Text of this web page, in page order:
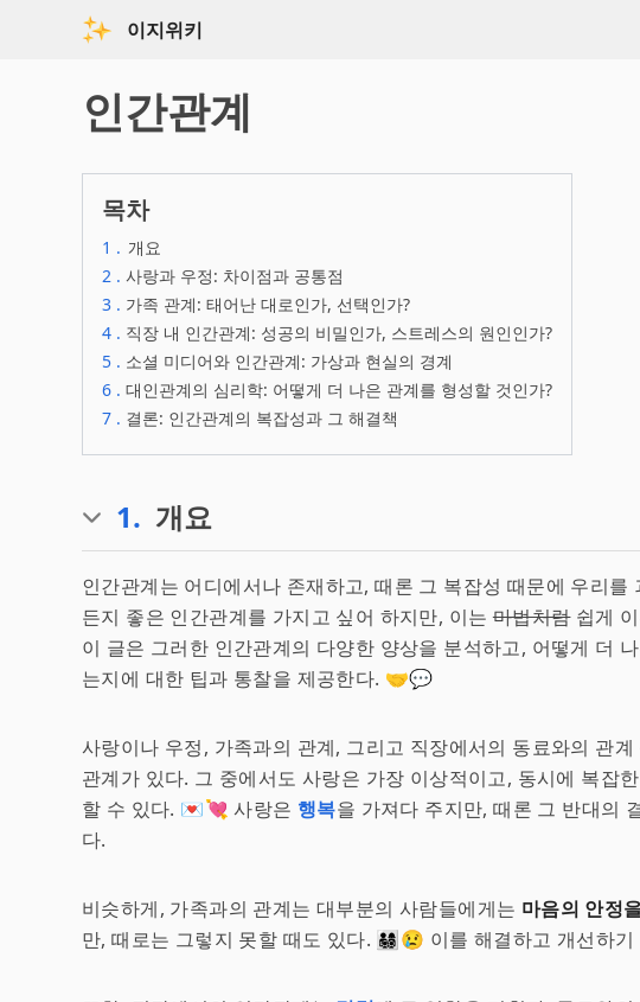
이지위키
인간관계
목차
1 . 개요
2 . 사랑과 우정: 차이점과 공통점
3 . 가족 관계: 태어난 대로인가, 선택인가?
4 . 직장 내 인간관계: 성공의 비밀인가, 스트레스의 원인인가?
5 . 소셜 미디어와 인간관계: 가상과 현실의 경계
6 . 대인관계의 심리학: 어떻게 더 나은 관계를 형성할 것인가?
7 . 결론: 인간관계의 복잡성과 그 해결책
1. 개요
인간관계는 어디에서나 존재하고, 때론 그 복잡성 때문에 우리를
든지 좋은 인간관계를 가지고 싶어 하지만, 이는마법처럼쉽게
이 글은 그러한 인간관계의 다양한 양상을 분석하고, 어떻게 더
는지에 대한 팁과 통찰을 제공한다. 🤝💬
사랑이나 우정, 가족과의 관계, 그리고 직장에서의 동료와의 관
관계가 있다. 그 중에서도 사랑은 가장 이상적이고, 동시에 복잡
할 수 있다. 💌💘 사랑은 행복을 가져다 주지만, 때론 그 반대의
다.
비슷하게, 가족과의 관계는 대부분의 사람들에게는 마음의 안정
만, 때로는 그렇지 못할 때도 있다. 👨‍👩‍👧‍👦😢 이를 해결하고 개선하